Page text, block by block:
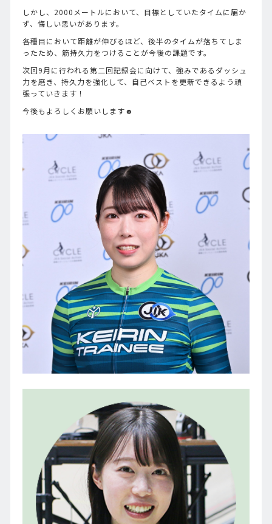
しかし、2000メートルにおいて、目標としていたタイムに届か
ず、悔しい思いがあります。
各種目において距離が伸びるほど、後半のタイムが落ちてしま
ったため、筋持久力をつけることが今後の課題です。
次回9月に行われる第二回記録会に向けて、強みであるダッシュ
力を磨き、持久力を強化して、自己ベストを更新できるよう頑
張っていきます！
今後もよろしくお願いします☻